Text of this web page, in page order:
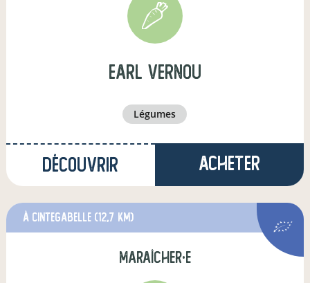
earl vernou
légumes
Découvrir Acheter
à Cintegabelle (12,7 km)
maraîcher·e